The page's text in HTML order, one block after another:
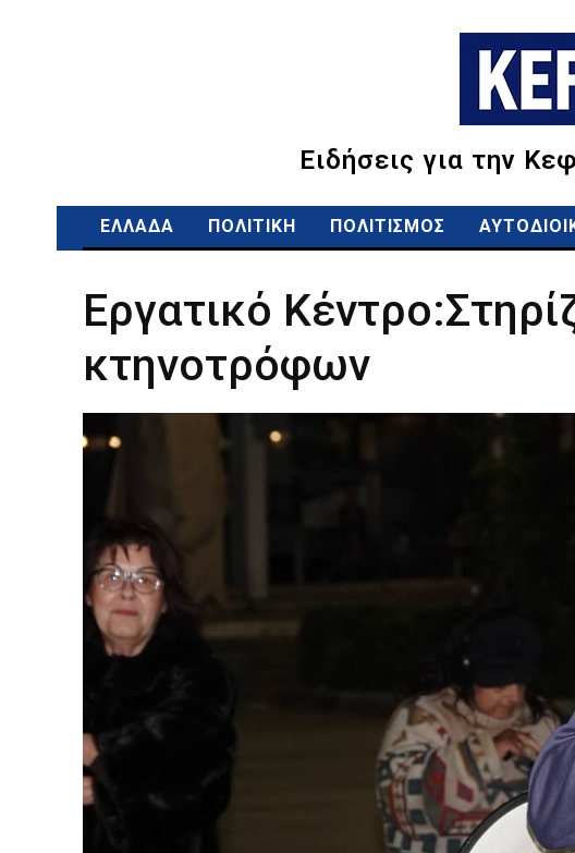
Ειδήσεις για την
ΕΛΛΑΔΑ ΠΟΛΙΤΙΚΗ ΠΟΛΙΤΙΣΜΟΣ
Εργατικό
κτηνοτρόφων